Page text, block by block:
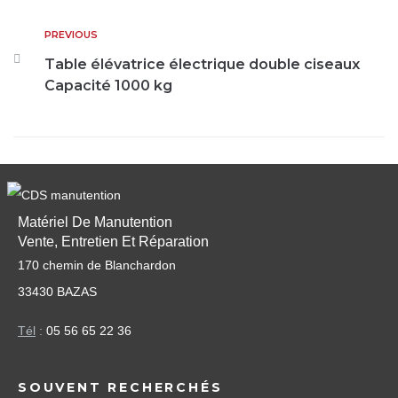
PREVIOUS
Table élévatrice électrique double ciseaux
Capacité 1000 kg
Matériel De Manutention
Vente, Entretien Et Réparation
170 chemin de Blanchardon
33430 BAZAS
Tél : 05 56 65 22 36
SOUVENT RECHERCHÉS